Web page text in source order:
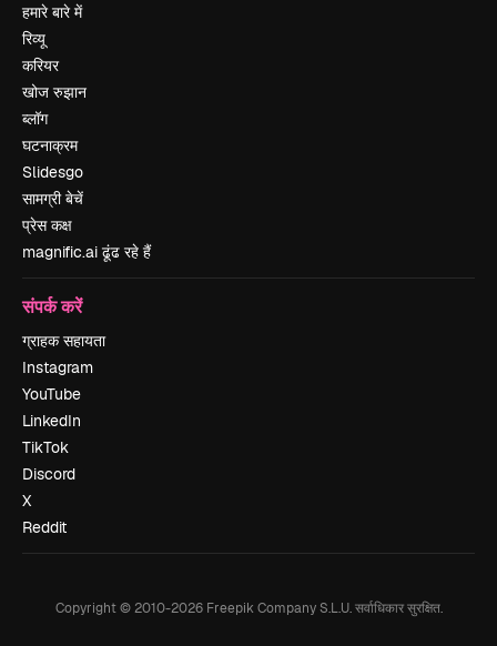
हमारे बारे में
रिव्यू
करियर
खोज रुझान
ब्लॉग
घटनाक्रम
Slidesgo
सामग्री बेचें
प्रेस कक्ष
magnific.ai ढूंढ रहे हैं
संपर्क करें
ग्राहक सहायता
Instagram
YouTube
LinkedIn
TikTok
Discord
X
Reddit
Copyright © 2010-2026Freepik Company S.L.U. सर्वाधिकार सुरक्षित.